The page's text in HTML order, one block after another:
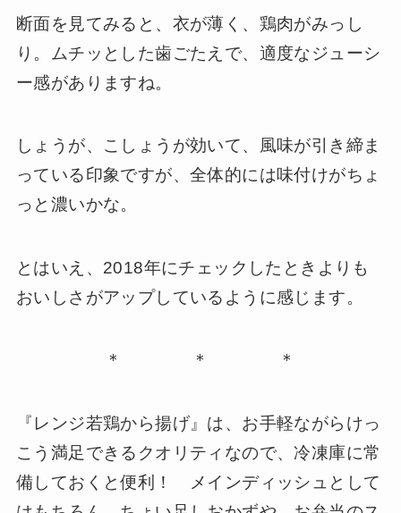
断面を見てみると、衣が薄く、鶏肉がみっし
り。ムチッとした歯ごたえで、適度なジューシ
ー感がありますね。
しょうが、こしょうが効いて、風味が引き締ま
っている印象ですが、全体的には味付けがちょ
っと濃いかな。
とはいえ、2018年にチェックしたときよりも
おいしさがアップしているように感じます。
＊ ＊ ＊
『レンジ若鶏から揚げ』は、お手軽ながらけっ
こう満足できるクオリティなので、冷凍庫に常
備しておくと便利！ メインディッシュとして